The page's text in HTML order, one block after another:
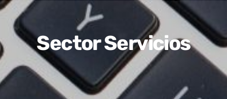
Cursos
Ciclos Formativos
Certificados de Profesionalidad
Sector Servicios